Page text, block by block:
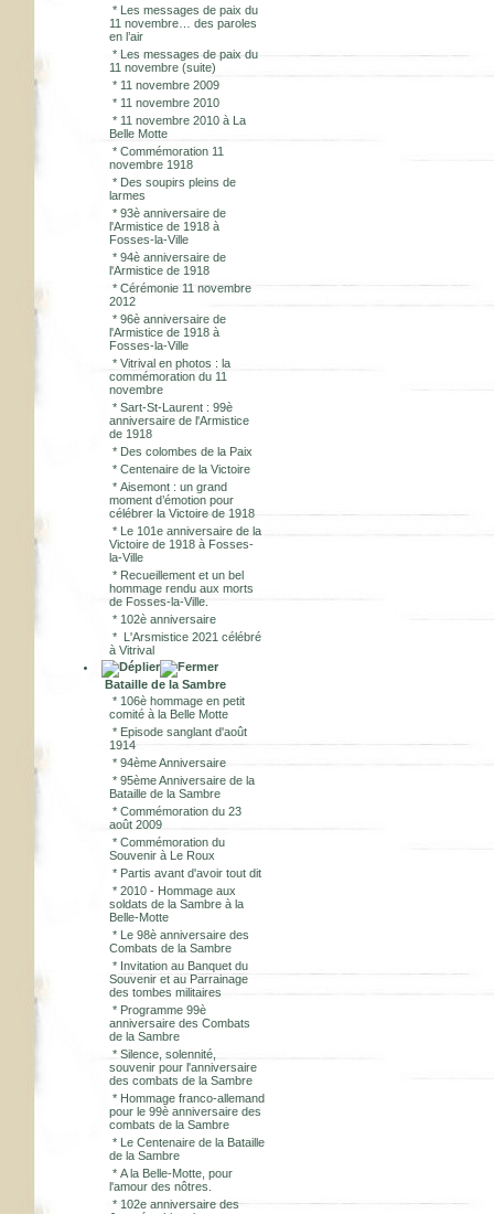
* Les messages de paix du
11 novembre… des paroles
en l’air
* Les messages de paix du
11 novembre (suite)
* 11 novembre 2009
* 11 novembre 2010
* 11 novembre 2010 à La
Belle Motte
* Commémoration 11
novembre 1918
* Des soupirs pleins de
larmes
* 93è anniversaire de
l'Armistice de 1918 à
Fosses-la-Ville
* 94è anniversaire de
l'Armistice de 1918
* Cérémonie 11 novembre
2012
* 96è anniversaire de
l'Armistice de 1918 à
Fosses-la-Ville
* Vitrival en photos : la
commémoration du 11
novembre
* Sart-St-Laurent : 99è
anniversaire de l'Armistice
de 1918
* Des colombes de la Paix
* Centenaire de la Victoire
* Aisemont : un grand
moment d’émotion pour
célébrer la Victoire de 1918
* Le 101e anniversaire de la
Victoire de 1918 à Fosses-
la-Ville
* Recueillement et un bel
hommage rendu aux morts
de Fosses-la-Ville.
* 102è anniversaire
* L'Arsmistice 2021 célébré
à Vitrival
Bataille de la Sambre
* 106è hommage en petit
comité à la Belle Motte
* Episode sanglant d'août
1914
* 94ème Anniversaire
* 95ème Anniversaire de la
Bataille de la Sambre
* Commémoration du 23
août 2009
* Commémoration du
Souvenir à Le Roux
* Partis avant d'avoir tout dit
* 2010 - Hommage aux
soldats de la Sambre à la
Belle-Motte
* Le 98è anniversaire des
Combats de la Sambre
* Invitation au Banquet du
Souvenir et au Parrainage
des tombes militaires
* Programme 99è
anniversaire des Combats
de la Sambre
* Silence, solennité,
souvenir pour l'anniversaire
des combats de la Sambre
* Hommage franco-allemand
pour le 99è anniversaire des
combats de la Sambre
* Le Centenaire de la Bataille
de la Sambre
* A la Belle-Motte, pour
l'amour des nôtres.
* 102e anniversaire des